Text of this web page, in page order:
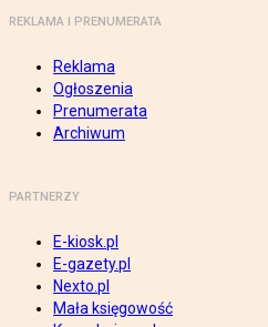
REKLAMA I PRENUMERATA
Reklama
Ogłoszenia
Prenumerata
Archiwum
PARTNERZY
E-kiosk.pl
E-gazety.pl
Nexto.pl
Mała księgowość